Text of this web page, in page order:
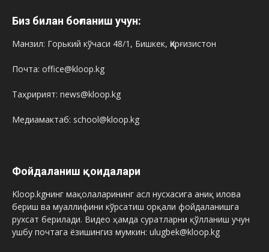
Биз билан боғланиш учун:
Манзил: Горький кўчаси 48/1, Бишкек, Қирғизистон
Почта: office@kloop.kg
Таҳририят: news@kloop.kg
Медиамактаб: school@kloop.kg
Фойдаланиш қоидалари
Kloop.kgнинг мақолаларининг асл нусхасига аниқ илова
бериш ва муаллифини кўрсатиш орқали фойдаланишга
рухсат берилади. Видео ҳамда суратларни қўлланиш учун
ушбу почтага ёзишингиз мумкин: ulugbek@kloop.kg